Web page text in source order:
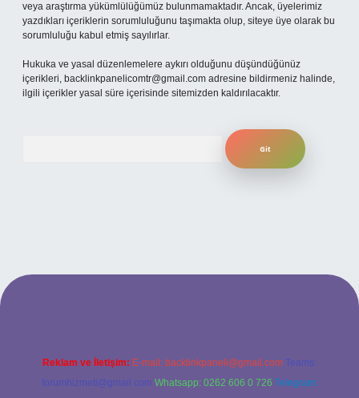
veya araştırma yükümlülüğümüz bulunmamaktadır. Ancak, üyelerimiz
yazdıkları içeriklerin sorumluluğunu taşımakta olup, siteye üye olarak bu
sorumluluğu kabul etmiş sayılırlar.
Hukuka ve yasal düzenlemelere aykırı olduğunu düşündüğünüz
içerikleri, backlinkpanelicomtr@gmail.com adresine bildirmeniz halinde,
ilgili içerikler yasal süre içerisinde sitemizden kaldırılacaktır.
Reklam ve İletişim: E-mail: backlinkpaneli@gmail.com Teams:
forumhizmeti@gmail.com Whatsapp: 0262 606 0 726 Telegram: